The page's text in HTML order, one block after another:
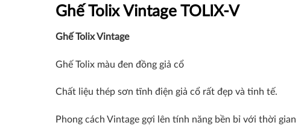
Ghế Tolix Vintage TOLIX-V
Ghế Tolix Vintage
Ghế Tolix màu đen đồng giả cổ
Chất liệu thép sơn tĩnh điện giả cổ rất đẹp và tinh tế.
Phong cách Vintage gợi lên tính năng bền bỉ với thời